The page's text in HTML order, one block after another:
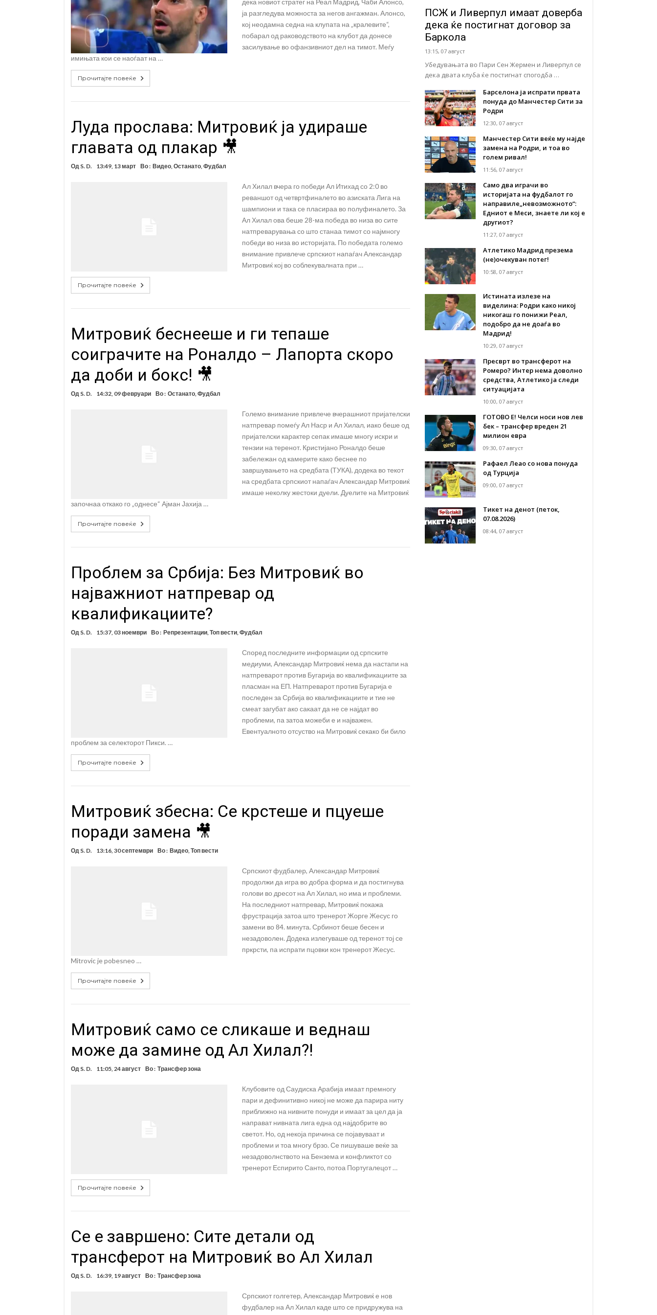
ја разгледува можноста за негов ангажман. Алонсо,
кој неодамна седна на клупата на „кралевите“,
побарал од раководството на клубот да донесе
засилување во офанзивниот дел на тимот. Меѓу
имињата кои се наоѓаат на …
Прочитајте повеќе
Луда прослава: Митровиќ ја удираше
главата од плакар 🎥
Од S. D. 13:49, 13 март Во : Видео, Останато, Фудбал
Aл Хилал вчера го победи Ал Итихад со 2:0 во
реваншот од четвртфиналето во азиската Лига на
шампиони и така се пласираа во полуфиналето. За
Ал Хилал ова беше 28-ма победа во низа во сите
натпреварувања со што станаа тимот со најмногу
победи во низа во историјата. По победата големо
внимание привлече српскиот напаѓач Александар
Митровиќ кој во соблекувалната при …
Прочитајте повеќе
Митровиќ беснееше и ги тепаше
соиграчите на Роналдо – Лапорта скоро
да доби и бокс! 🎥
Од S. D. 14:32, 09 февруари Во : Останато, Фудбал
Големо внимание привлече вчерашниот пријателски
натпревар помеѓу Ал Наср и Ал Хилал, иако беше од
пријателски карактер сепак имаше многу искри и
тензии на теренот. Кристијано Роналдо беше
забележан од камерите како беснее по
завршувањето на средбата (ТУКА), додека во текот
на средбата српскиот напаѓач Александар Митровиќ
имаше неколку жестоки дуели. Дуелите на Митровиќ
започнаа откако го „однесе“ Ајман Јахија …
Прочитајте повеќе
Проблем за Србија: Без Митровиќ во
најважниот натпревар од
квалификациите?
Од S. D. 15:37, 03 ноември Во : Репрезентации, Топ вести, Фудбал
Според последните информации од српските
медиуми, Александар Митровиќ нема да настапи на
натпреварот против Бугарија во квалификациите за
пласман на ЕП. Натпреварот против Бугарија е
последен за Србија во квалификациите и тие не
смеат загубат ако сакаат да не се најдат во
проблеми, па затоа можеби е и најважен.
Евентуалното отсуство на Митровиќ секако би било
проблем за селекторот Пикси. …
Прочитајте повеќе
Митровиќ збесна: Се крстеше и пцуеше
поради замена 🎥
Од S. D. 13:16, 30 септември Во : Видео, Топ вести
Српскиот фудбалер, Александар Митровиќ
продолжи да игра во добра форма и да постигнува
голови во дресот на Ал Хилал, но има и проблеми.
На последниот натпревар, Митровиќ покажа
фрустрација затоа што тренерот Жорге Жесус го
замени во 84. минута. Србинот беше бесен и
незадоволен. Додека излегуваше од теренот тој се
пркрсти, па испрати пцовки кон тренерот Жесус.
Mitrovic je pobesneo …
Прочитајте повеќе
Митровиќ само се сликаше и веднаш
може да замине од Ал Хилал?!
Од S. D. 11:05, 24 август Во : Трансфер зона
Клубовите од Саудиска Арабија имаат премногу
пари и дефинитивно никој не може да парира ниту
приближно на нивните понуди и имаат за цел да ја
направат нивната лига една од најдобрите во
светот. Но, од некоја причина се појавуваат и
проблеми и тоа многу брзо. Се пишуваше веќе за
незадоволнството на Бензема и конфликтот со
тренерот Еспирито Санто, потоа Португалецот …
Прочитајте повеќе
Се е завршено: Сите детали од
трансферот на Митровиќ во Ал Хилал
Од S. D. 16:39, 19 август Во : Трансфер зона
Српскиот голгетер, Александар Митровиќ е нов
фудбалер на Ал Хилал каде што се придружува на
ПСЖ и Ливерпул имаат доверба
дека ќе постигнат договор за
Баркола
13:15, 07 август
Убедувањата во Пари Сен Жермен и Ливерпул се
дека двата клуба ќе постигнат спогодба …
Барселона ја испрати првата
понуда до Манчестер Сити за
Родри
12:30, 07 август
Манчестер Сити веќе му најде
замена на Родри, и тоа во
голем ривал!
11:56, 07 август
Само два играчи во
историјата на фудбалот го
направиле„невозможното“:
Едниот е Меси, знаете ли кој е
другиот?
11:27, 07 август
Атлетико Мадрид презема
(не)очекуван потег!
10:58, 07 август
Истината излезе на
виделина: Родри како никој
никогаш го понижи Реал,
подобро да не доаѓа во
Мадрид!
10:29, 07 август
Пресврт во трансферот на
Ромеро? Интер нема доволно
средства, Атлетико ја следи
ситуацијата
10:00, 07 август
ГОТОВО Е! Челси носи нов лев
бек – трансфер вреден 21
милион евра
09:30, 07 август
Рафаел Леао со нова понуда
од Турција
09:00, 07 август
Тикет на денот (петок,
07.08.2026)
08:44, 07 август